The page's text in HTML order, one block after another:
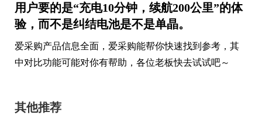
用户要的是“充电10分钟，续航200公里”的体
验，而不是纠结电池是不是单晶。
爱采购产品信息全面，爱采购能帮你快速找到参考，其
中对比功能可能对你有帮助，各位老板快去试试吧～
其他推荐